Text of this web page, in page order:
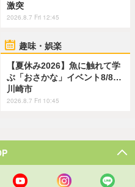
激突
2026.8.7 Fri 12:45
趣味・娯楽
【夏休み2026】魚に触れて学
ぶ「おさかな」イベント8/8…
川崎市
2026.8.7 Fri 10:45